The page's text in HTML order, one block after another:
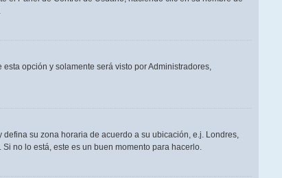
esta opción y solamente será visto por Administradores,
su zona horaria de acuerdo a su ubicación, e.j. Londres,
no lo está, este es un buen momento para hacerlo.